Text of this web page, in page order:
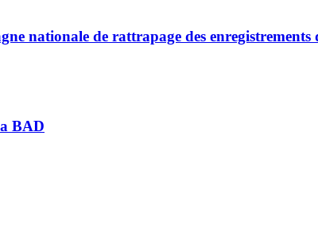
nationale de rattrapage des enregistrements
BAD